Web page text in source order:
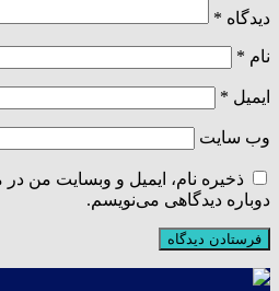
دیدگاه *
نام *
ایمیل *
وب‌ سایت
ذخیره نام، ایمیل و وبسایت من
دوباره دیدگاهی می‌نویسم.